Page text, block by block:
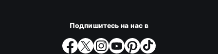
Подпишитесь на нас в